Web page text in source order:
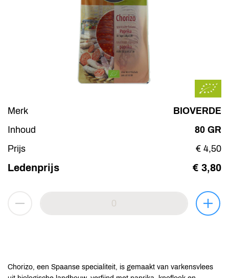
Merk
BIOVERDE
Inhoud
80 GR
Prijs
€ 4,50
Ledenprijs € 3,80
Chorizo, een Spaanse specialiteit, is gemaakt van varkensvlees